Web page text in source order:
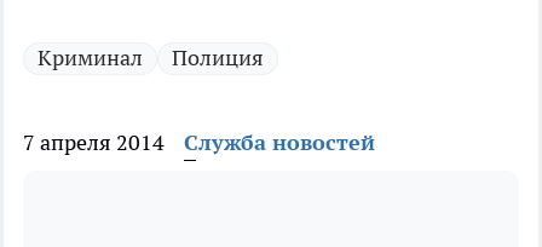
Криминал Полиция
7 апреля 2014 Служба новостей